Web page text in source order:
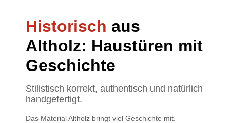
Historisch aus
Altholz: Haustüren mit
Geschichte
Stilistisch korrekt, authentisch und natürlich
handgefertigt.
Das Material Altholz bringt viel Geschichte mit.